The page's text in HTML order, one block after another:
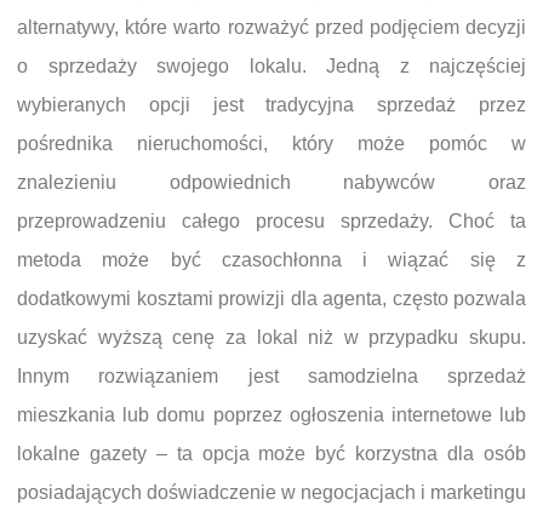
alternatywy, które warto rozważyć przed podjęciem decyzji
o sprzedaży swojego lokalu. Jedną z najczęściej
wybieranych opcji jest tradycyjna sprzedaż przez
pośrednika nieruchomości, który może pomóc w
znalezieniu odpowiednich nabywców oraz
przeprowadzeniu całego procesu sprzedaży. Choć ta
metoda może być czasochłonna i wiązać się z
dodatkowymi kosztami prowizji dla agenta, często pozwala
uzyskać wyższą cenę za lokal niż w przypadku skupu.
Innym rozwiązaniem jest samodzielna sprzedaż
mieszkania lub domu poprzez ogłoszenia internetowe lub
lokalne gazety – ta opcja może być korzystna dla osób
posiadających doświadczenie w negocjacjach i marketingu